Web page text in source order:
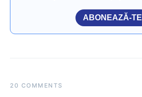
ABONEAZĂ-TE
20 COMMENTS